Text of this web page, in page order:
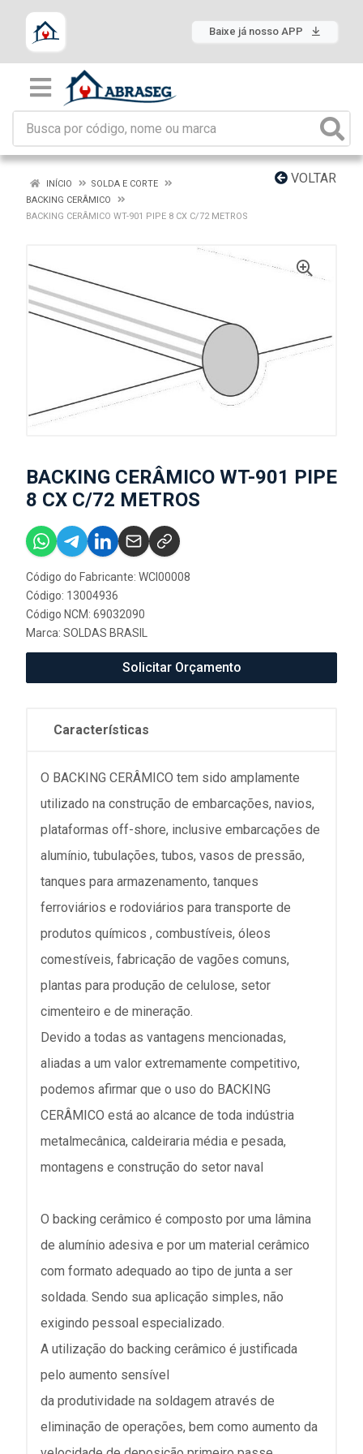
Baixe já nosso APP
VOLTAR
INÍCIO
SOLDA E CORTE
BACKING CERÂMICO
BACKING CERÂMICO WT-901 PIPE 8 CX C/72 METROS
BACKING CERÂMICO WT-901 PIPE
8 CX C/72 METROS
Código do Fabricante: WCI00008
Código: 13004936
Código NCM: 69032090
Marca: SOLDAS BRASIL
Solicitar Orçamento
Características
O BACKING CERÂMICO tem sido amplamente
utilizado na construção de embarcações, navios,
plataformas off-shore, inclusive embarcações de
alumínio, tubulações, tubos, vasos de pressão,
tanques para armazenamento, tanques
ferroviários e rodoviários para transporte de
produtos químicos , combustíveis, óleos
comestíveis, fabricação de vagões comuns,
plantas para produção de celulose, setor
cimenteiro e de mineração.
Devido a todas as vantagens mencionadas,
aliadas a um valor extremamente competitivo,
podemos afirmar que o uso do BACKING
CERÂMICO está ao alcance de toda indústria
metalmecânica, caldeiraria média e pesada,
montagens e construção do setor naval
O backing cerâmico é composto por uma lâmina
de alumínio adesiva e por um material cerâmico
com formato adequado ao tipo de junta a ser
soldada. Sendo sua aplicação simples, não
exigindo pessoal especializado.
A utilização do backing cerâmico é justificada
pelo aumento sensível
da produtividade na soldagem através de
eliminação de operações, bem como aumento da